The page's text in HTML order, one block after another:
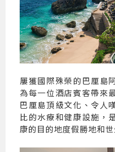
屢獲國際殊榮的巴厘島
為每一位酒店賓客帶來
巴厘島頂級文化、令人
比的水療和健康設施，
康的目的地度假勝地和世